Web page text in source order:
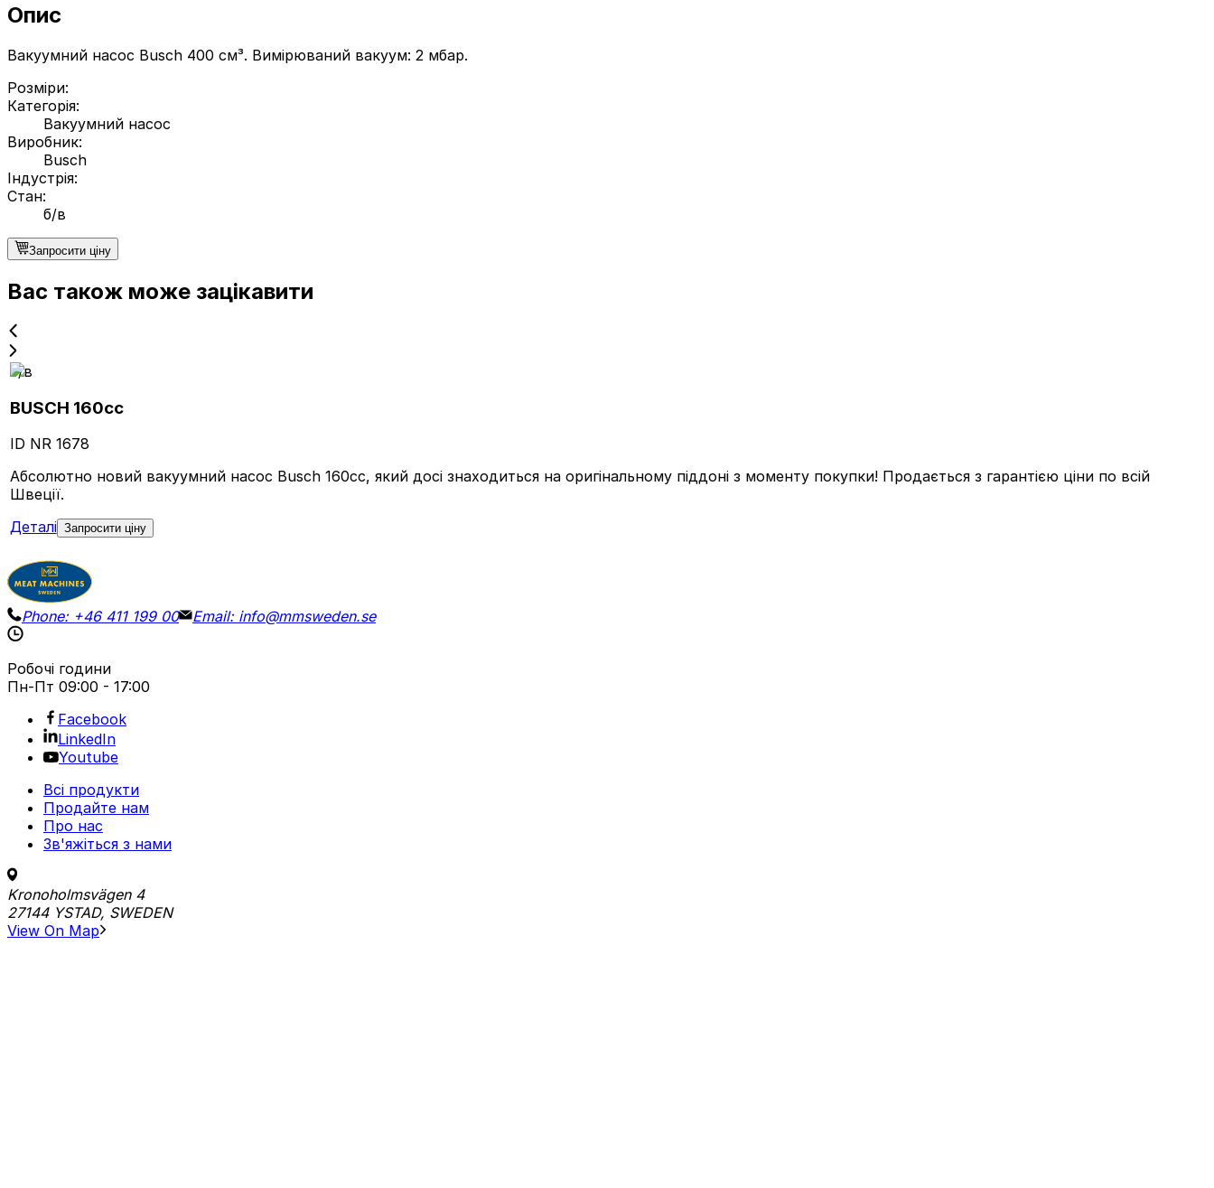
Опис
Вакуумний насос Busch 400 см³. Вимірюваний вакуум: 2 мбар.
Розміри:
Категорія:
Вакуумний насос
Виробник:
Busch
Індустрія:
Стан:
б/в
Запросити ціну
Вас також може зацікавити
б/в
BUSCH 160cc
ID NR 1678
Абсолютно новий вакуумний насос Busch 160cc, який досі знаходиться на оригінальному піддоні з моменту покупки! Продається з гарантією ціни по всій
Швеції.
Деталі Запросити ціну
Phone: +46 411 199 00 Email: info@mmsweden.se
Робочі години
Пн-Пт 09:00 - 17:00
Facebook
LinkedIn
Youtube
Всі продукти
Продайте нам
Про нас
Зв'яжіться з нами
Kronoholmsvägen 4
27144 YSTAD, SWEDEN
View On Map